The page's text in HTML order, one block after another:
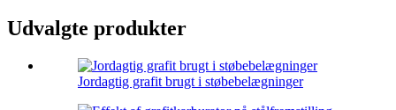
Udvalgte produkter
Jordagtig grafit brugt i støbebelægninger